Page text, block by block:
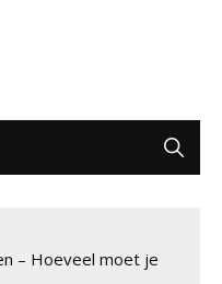
– Hoeveel moet je